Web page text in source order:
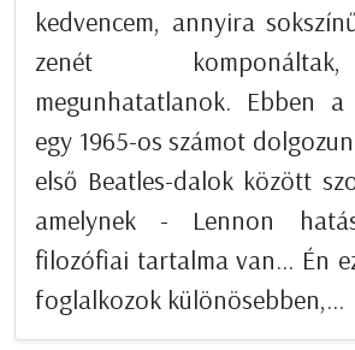
kedvencem, annyira
zenét
megunhatatlanok. Ebben a
egy 1965-os számot
első Beatles-dalok között
amelynek - Lennon
filozófiai tartalma van... Én
foglalkozok különösebben,...